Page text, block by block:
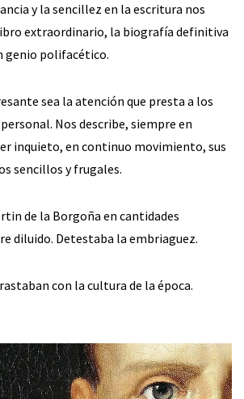
y la sencillez en la escritura nos
extraordinario, la biografía definitiva
genio polifacético.
sea la atención que presta a los
Nos describe, siempre en
inquieto, en continuo movimiento, sus
sencillos y frugales.
de la Borgoña en cantidades
diluido. Detestaba la embriaguez.
con la cultura de la época.